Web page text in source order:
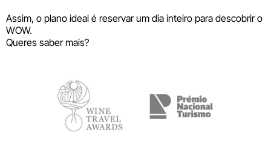
Assim, o plano ideal é reservar um dia inteiro para descobrir o
WOW.
Queres saber mais?